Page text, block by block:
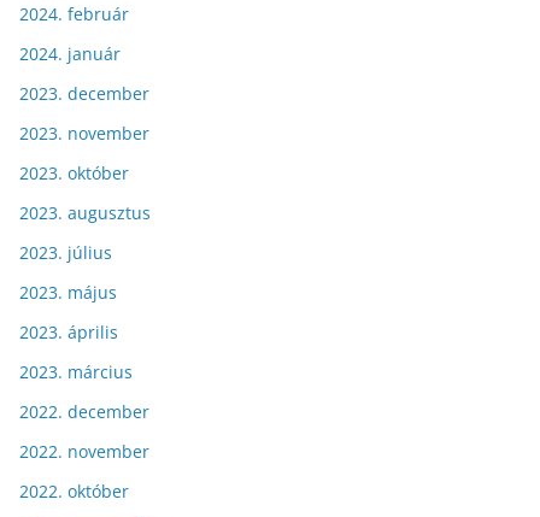
2024. február
2024. január
2023. december
2023. november
2023. október
2023. augusztus
2023. július
2023. május
2023. április
2023. március
2022. december
2022. november
2022. október